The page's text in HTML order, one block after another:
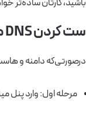
باشید، کارتان ساده‌تر
ست کردن DNS هاست و دامنه یکسان
درصورتی‌که دامنه و
مرحله اول: وارد پنل